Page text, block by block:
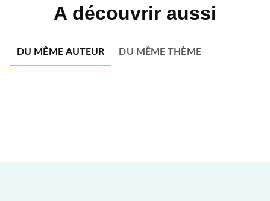
A découvrir aussi
DU MÊME AUTEUR DU MÊME THÈME